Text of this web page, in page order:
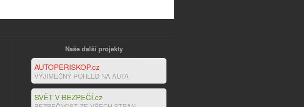
Naše další projekty
AUTOPERISKOP.cz
VÝJIMEČNÝ POHLED NA AUTA
SVĚT V BEZPEČÍ.cz